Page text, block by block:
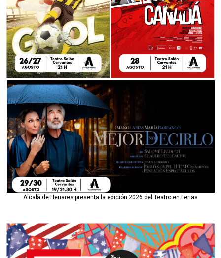
Alcalá de Henares presenta la edición 2026 del Teatro en Ferias